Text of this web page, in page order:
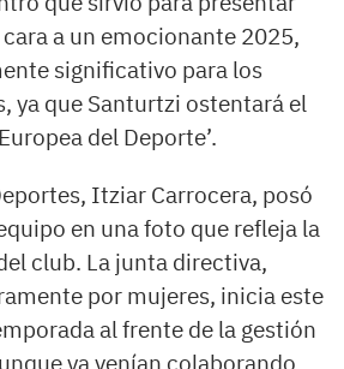
a un emocionante 2025,
significativo para los
ya que Santurtzi ostentará el
del Deporte’.
Itziar Carrocera, posó
en una foto que refleja la
club. La junta directiva,
por mujeres, inicia este
al frente de la gestión
ya venían colaborando